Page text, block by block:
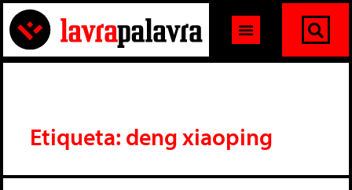
Etiqueta: deng xiaoping